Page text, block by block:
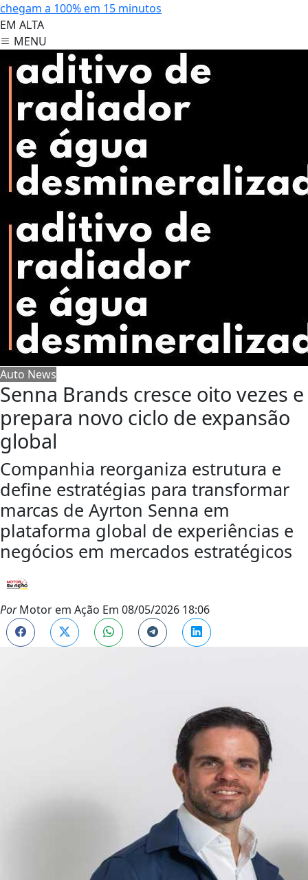
chegam a 100% em 15 minutos
EM ALTA
MENU
Auto News
Senna Brands cresce oito vezes e
prepara novo ciclo de expansão
global
Companhia reorganiza estrutura e
define estratégias para transformar
marcas de Ayrton Senna em
plataforma global de experiências e
negócios em mercados estratégicos
PorMotor em Ação Em 08/05/2026 18:06